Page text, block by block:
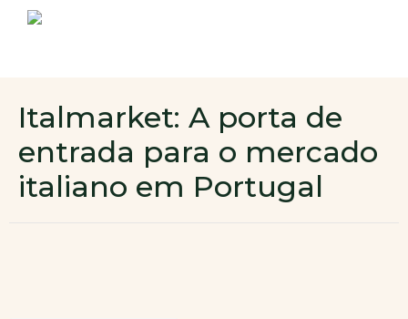
Área de cliente
Italmarket: A porta de
entrada para o mercado
italiano em Portugal